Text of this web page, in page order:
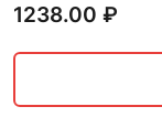
1238.00 ₽